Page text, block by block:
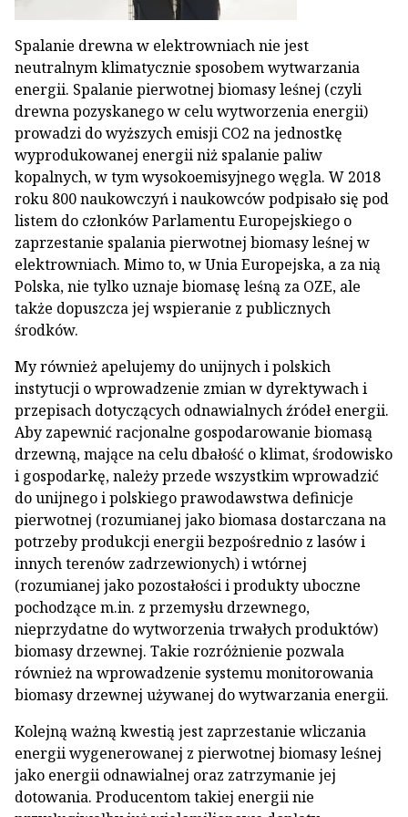
Spalanie drewna w elektrowniach nie jest
neutralnym klimatycznie sposobem wytwarzania
energii. Spalanie pierwotnej biomasy leśnej (czyli
drewna pozyskanego w celu wytworzenia energii)
prowadzi do wyższych emisji CO2 na jednostkę
wyprodukowanej energii niż spalanie paliw
kopalnych, w tym wysokoemisyjnego węgla. W 2018
roku 800 naukowczyń i naukowców podpisało się pod
listem do członków Parlamentu Europejskiego o
zaprzestanie spalania pierwotnej biomasy leśnej w
elektrowniach. Mimo to, w Unia Europejska, a za nią
Polska, nie tylko uznaje biomasę leśną za OZE, ale
także dopuszcza jej wspieranie z publicznych
środków.
My również apelujemy do unijnych i polskich
instytucji o wprowadzenie zmian w dyrektywach i
przepisach dotyczących odnawialnych źródeł energii.
Aby zapewnić racjonalne gospodarowanie biomasą
drzewną, mające na celu dbałość o klimat, środowisko
i gospodarkę, należy przede wszystkim wprowadzić
do unijnego i polskiego prawodawstwa definicje
pierwotnej (rozumianej jako biomasa dostarczana na
potrzeby produkcji energii bezpośrednio z lasów i
innych terenów zadrzewionych) i wtórnej
(rozumianej jako pozostałości i produkty uboczne
pochodzące m.in. z przemysłu drzewnego,
nieprzydatne do wytworzenia trwałych produktów)
biomasy drzewnej. Takie rozróżnienie pozwala
również na wprowadzenie systemu monitorowania
biomasy drzewnej używanej do wytwarzania energii.
Kolejną ważną kwestią jest zaprzestanie wliczania
energii wygenerowanej z pierwotnej biomasy leśnej
jako energii odnawialnej oraz zatrzymanie jej
dotowania. Producentom takiej energii nie